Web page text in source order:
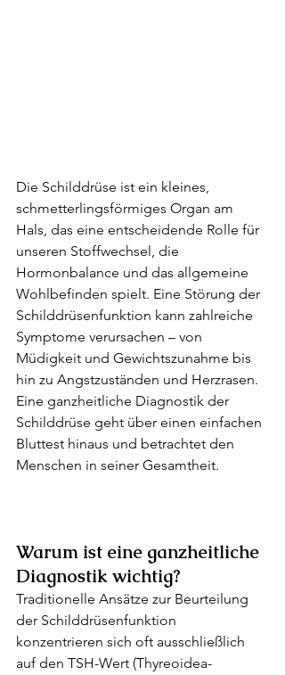
Die Schilddrüse ist ein kleines,
schmetterlingsförmiges Organ am
Hals, das eine entscheidende Rolle für
unseren Stoffwechsel, die
Hormonbalance und das allgemeine
Wohlbefinden spielt. Eine Störung der
Schilddrüsenfunktion kann zahlreiche
Symptome verursachen – von
Müdigkeit und Gewichtszunahme bis
hin zu Angstzuständen und Herzrasen.
Eine ganzheitliche Diagnostik der
Schilddrüse geht über einen einfachen
Bluttest hinaus und betrachtet den
Menschen in seiner Gesamtheit.
Warum ist eine ganzheitliche
Diagnostik wichtig?
Traditionelle Ansätze zur Beurteilung
der Schilddrüsenfunktion
konzentrieren sich oft ausschließlich
auf den TSH-Wert (Thyreoidea-